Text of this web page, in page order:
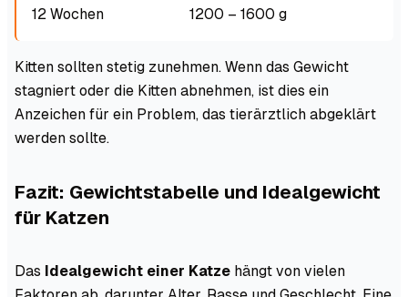
12 Wochen
1200 – 1600 g
Kitten sollten stetig zunehmen. Wenn das Gewicht
stagniert oder die Kitten abnehmen, ist dies ein
Anzeichen für ein Problem, das tierärztlich abgeklärt
werden sollte.
Fazit: Gewichtstabelle und Idealgewicht
für Katzen
Das Idealgewicht einer Katze hängt von vielen